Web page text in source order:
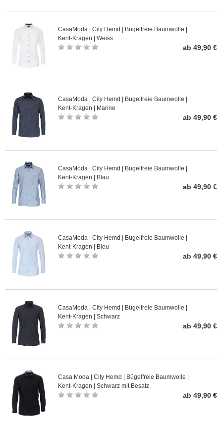
CasaModa | City Hemd | Bügelfreie Baumwolle |
Kent-Kragen | Weiss
ab 49,90 €
CasaModa | City Hemd | Bügelfreie Baumwolle |
Kent-Kragen | Marine
ab 49,90 €
CasaModa | City Hemd | Bügelfreie Baumwolle |
Kent-Kragen | Blau
ab 49,90 €
CasaModa | City Hemd | Bügelfreie Baumwolle |
Kent-Kragen | Bleu
ab 49,90 €
CasaModa | City Hemd | Bügelfreie Baumwolle |
Kent-Kragen | Schwarz
ab 49,90 €
Casa Moda | City Hemd | Bügelfreie Baumwolle |
Kent-Kragen | Schwarz mit Besatz
ab 49,90 €